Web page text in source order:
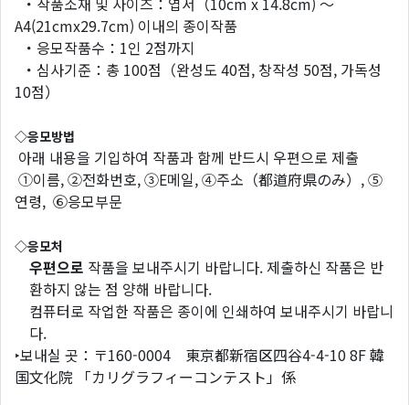
A4(21cmx29.7cm) 이내의 종이작품
・응모작품수：1인 2점까지
・심사기준：총 100점（완성도 40점, 창작성 50점, 가독성
10점）
◇응모방법
아래 내용을 기입하여 작품과 함께 반드시 우편으로 제출
①이름, ②전화번호, ③E메일, ④주소（都道府県のみ）, ⑤
연령, ⑥응모부문
◇응모처
우편으로 작품을 보내주시기 바랍니다. 제출하신 작품은 반
환하지 않는 점 양해 바랍니다.
컴퓨터로 작업한 작품은 종이에 인쇄하여 보내주시기 바랍니
다.
‣보내실 곳：〒160-0004 東京都新宿区四谷4-4-10 8F 韓
国文化院 「カリグラフィーコンテスト」係